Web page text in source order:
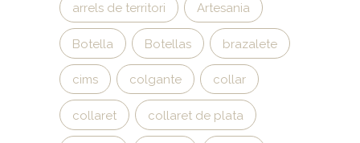
arrels de territori Artesania
Botella Botellas brazalete
cims colgante collar
collaret collaret de plata